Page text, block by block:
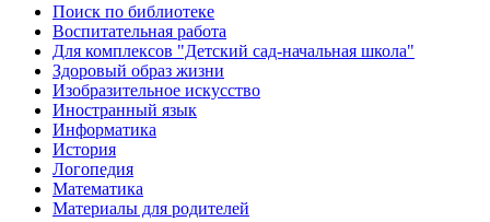
Поиск по библиотеке
Воспитательная работа
Для комплексов "Детский сад-начальная школа"
Здоровый образ жизни
Изобразительное искусство
Иностранный язык
Информатика
История
Логопедия
Математика
Материалы для родителей